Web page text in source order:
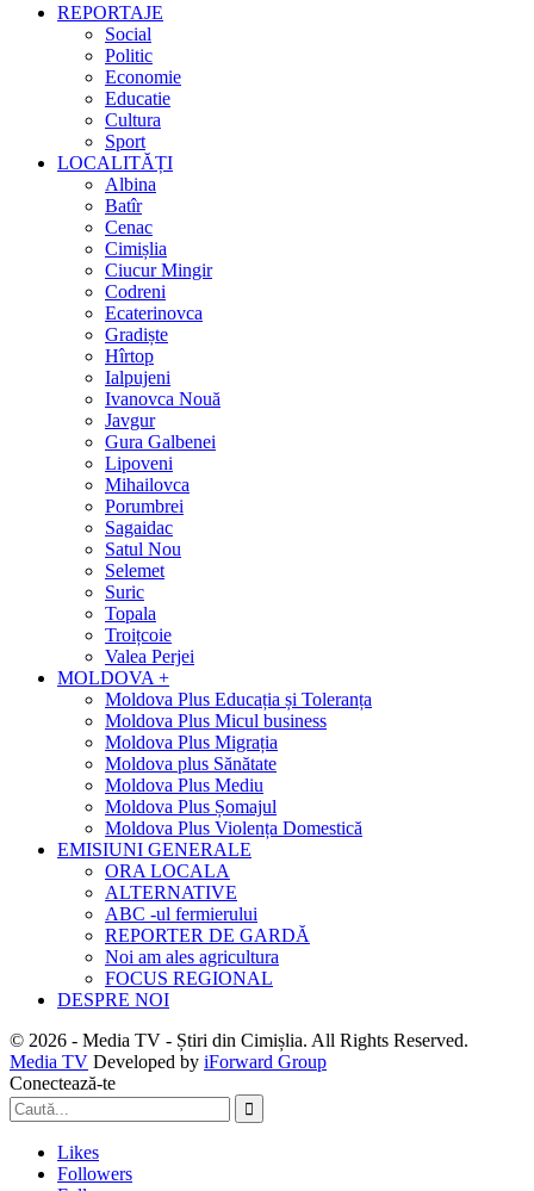
REPORTAJE
Social
Politic
Economie
Educatie
Cultura
Sport
LOCALITĂȚI
Albina
Batîr
Cenac
Cimișlia
Ciucur Mingir
Codreni
Ecaterinovca
Gradiște
Hîrtop
Ialpujeni
Ivanovca Nouă
Javgur
Gura Galbenei
Lipoveni
Mihailovca
Porumbrei
Sagaidac
Satul Nou
Selemet
Suric
Topala
Troițcoie
Valea Perjei
MOLDOVA +
Moldova Plus Educația și Toleranța
Moldova Plus Micul business
Moldova Plus Migrația
Moldova plus Sănătate
Moldova Plus Mediu
Moldova Plus Șomajul
Moldova Plus Violența Domestică
EMISIUNI GENERALE
ORA LOCALA
ALTERNATIVE
ABC -ul fermierului
REPORTER DE GARDĂ
Noi am ales agricultura
FOCUS REGIONAL
DESPRE NOI
© 2026 - Media TV - Știri din Cimișlia. All Rights Reserved.
Media TV Developed by iForward Group
Conectează-te
Likes
Followers